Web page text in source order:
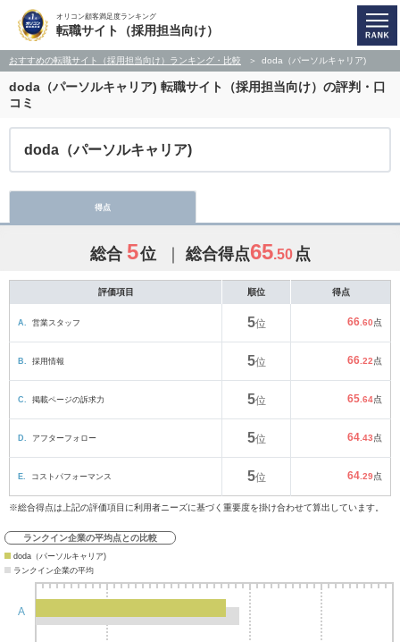
オリコン顧客満足度ランキング
転職サイト（採用担当向け）
おすすめの転職サイト（採用担当向け）ランキング・比較 doda（パーソルキャリア)
doda（パーソルキャリア) 転職サイト（採用担当向け）の評判・口
コミ
doda（パーソルキャリア)
得点
総合 5位 総合得点65.50 点
評価項目 順位 得点
A. 営業スタッフ 5位 66 .60点
B. 採用情報 5位 66 .22点
C. 掲載ページの訴求力 5位 65 .64点
D. アフターフォロー 5位 64 .43点
E. コストパフォーマンス 5位 64 .29点
※総合得点は上記の評価項目に利用者ニーズに基づく重要度を掛け合わせて算出しています。
ランクイン企業の平均点との比較
doda（パーソルキャリア)
ランクイン企業の平均
A